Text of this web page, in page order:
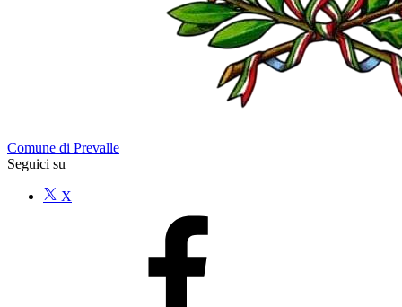
Comune di Prevalle
Seguici su
X